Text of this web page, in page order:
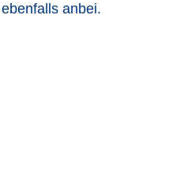
anbei.